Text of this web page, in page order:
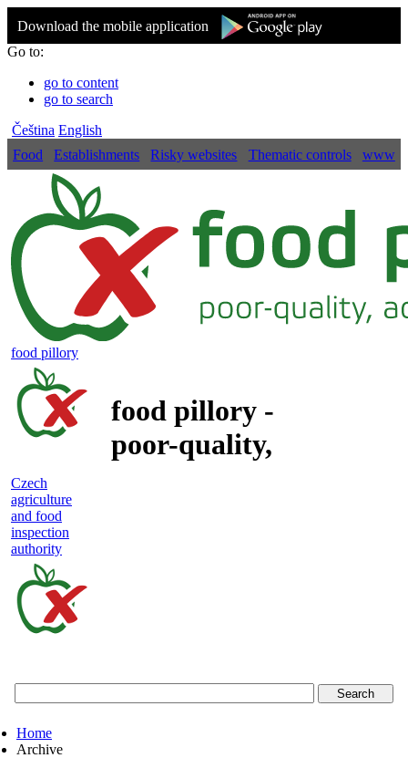
Download the mobile application
Go to:
go to content
go to search
Čeština English
Food
Establishments Risky websites Thematic controls www
food pillory
food pillory -
poor-quality,
Czech
agriculture
and food
inspection
authority
food
Home
Archive